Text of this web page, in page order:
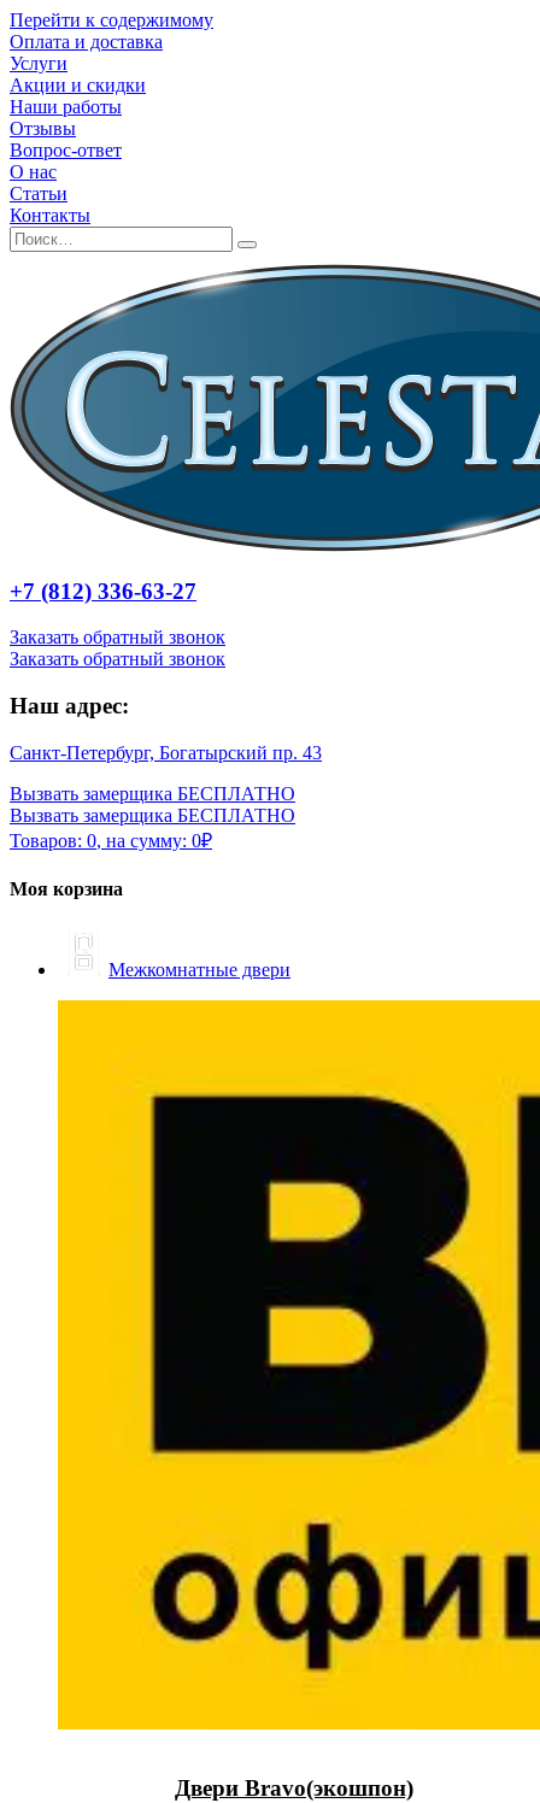
Перейти к содержимому
Оплата и доставка
Услуги
Акции и скидки
Наши работы
Отзывы
Вопрос-ответ
О нас
Статьи
Контакты
+7 (812) 336-63-27
Заказать обратный звонок
Заказать обратный звонок
Наш адрес:
Санкт-Петербург, Богатырский пр. 43
Вызвать замерщика БЕСПЛАТНО
Вызвать замерщика БЕСПЛАТНО
Товаров: 0, на сумму: 0₽
Моя корзина
Межкомнатные двери
Двери Bravo(экошпон)